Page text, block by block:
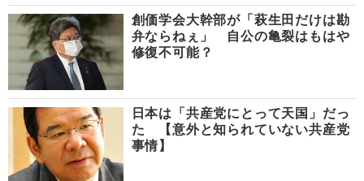
創価学会大幹部が「萩生田だけは勘
弁ならねぇ」 自公の亀裂はもはや
修復不可能？
日本は「共産党にとって天国」だっ
た 【意外と知られていない共産党
事情】